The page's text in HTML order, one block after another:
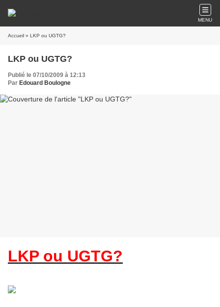
MENU
Accueil » LKP ou UGTG?
LKP ou UGTG?
Publié le 07/10/2009 à 12:13
Par Edouard Boulogne
LKP ou UGTG?